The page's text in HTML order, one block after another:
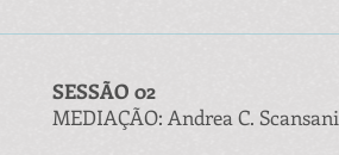
SESSÃO 02
MEDIAÇÃO: Andrea C. Scansani